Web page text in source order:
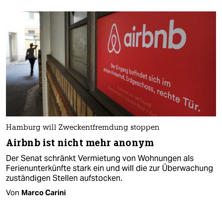
Hamburg will Zweckentfremdung stoppen
Airbnb ist nicht mehr anonym
Der Senat schränkt Vermietung von Wohnungen als
Ferienunterkünfte stark ein und will die zur Überwachung
zuständigen Stellen aufstocken.
Von Marco Carini